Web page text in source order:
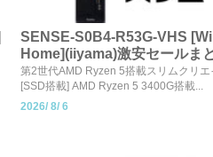
SENSE-S0B4-R53G-VHS
Home](iiyama)激安セールま
第2世代AMD Ryzen 5搭載スリムクリエ
[SSD搭載] AMD Ryzen 5 3400G搭載...
2026/ 8/ 6